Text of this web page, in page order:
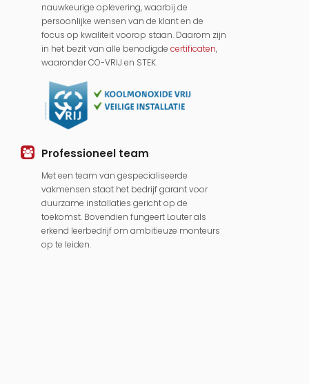
nauwkeurige oplevering, waarbij de
persoonlijke wensen van de klant en de
focus op kwaliteit voorop staan. Daarom zijn
in het bezit van alle benodigde certificaten,
waaronder CO-VRIJ en STEK.
Professioneel team
Met een team van gespecialiseerde
vakmensen staat het bedrijf garant voor
duurzame installaties gericht op de
toekomst. Bovendien fungeert Louter als
erkend leerbedrijf om ambitieuze monteurs
op te leiden.